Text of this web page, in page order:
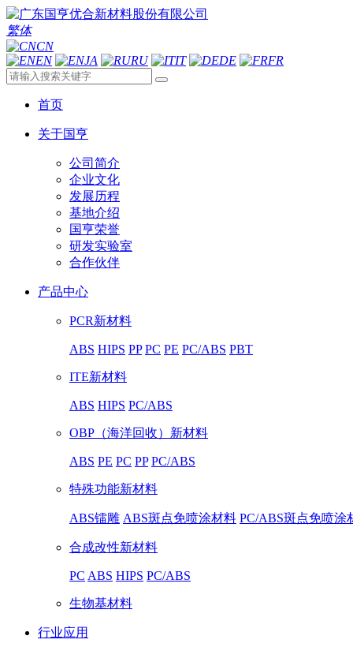
繁体
CN
EN
JA RU IT DE FR
首页
关于国亨
公司简介
企业文化
发展历程
基地介绍
国亨荣誉
研发实验室
合作伙伴
产品中心
PCR新材料
ABS HIPS PP PC PE PC/ABS PBT
ITE新材料
ABS HIPS PC/ABS
OBP（海洋回收）新材料
ABS PE PC PP PC/ABS
特殊功能新材料
ABS镭雕 ABS斑点免喷涂材料 PC/ABS斑点免喷涂
合成改性新材料
PC ABS HIPS PC/ABS
生物基材料
行业应用